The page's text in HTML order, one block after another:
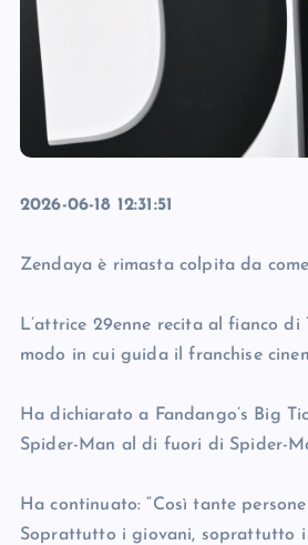
2026-06-18 12:31:51
Zendaya è rimasta colpita da
L’attrice 29enne recita al fianco
modo in cui guida il franchise
Ha dichiarato a Fandango’s Big
Spider-Man al di fuori di Spider-
Ha continuato: “Così tante
Soprattutto i giovani, soprattutto i